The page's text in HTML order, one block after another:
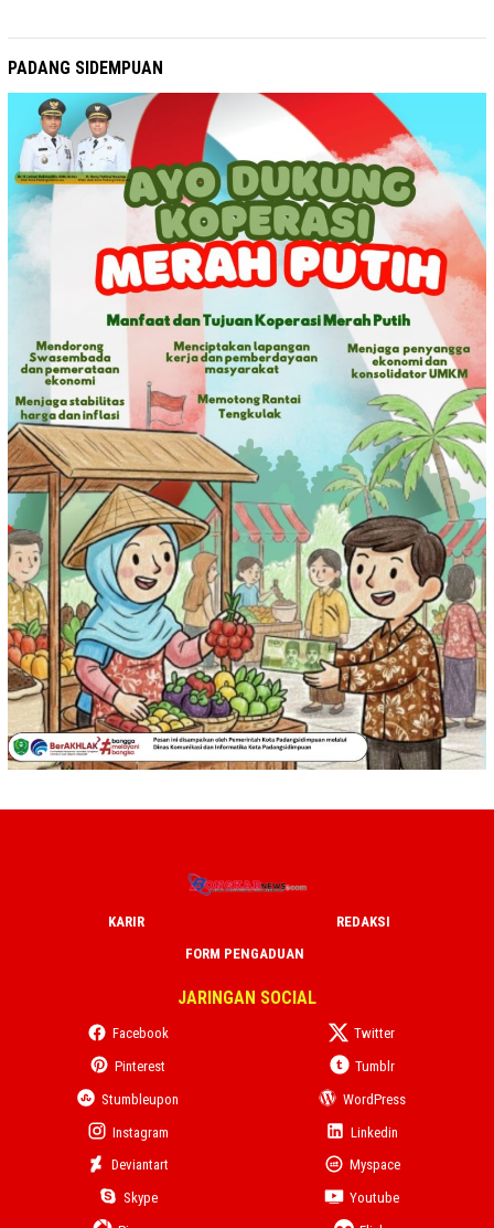
PADANG SIDEMPUAN
KARIR
REDAKSI
FORM PENGADUAN
JARINGAN SOCIAL
Facebook
Twitter
Pinterest
Tumblr
Stumbleupon
WordPress
Instagram
Linkedin
Deviantart
Myspace
Skype
Youtube